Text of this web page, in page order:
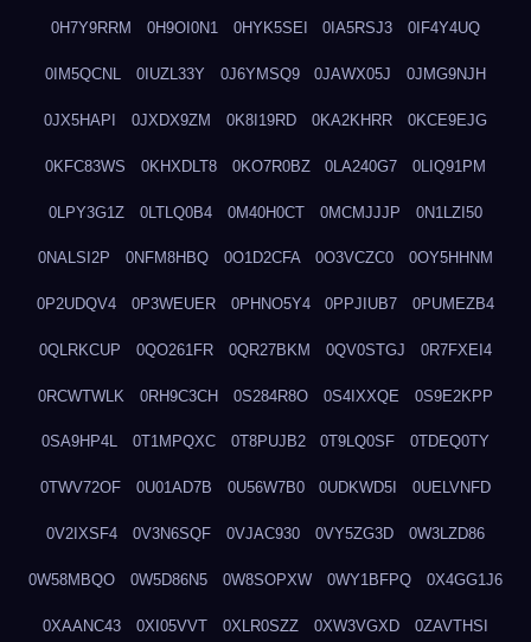
0H7Y9RRM 0H9OI0N1 0HYK5SEI 0IA5RSJ3 0IF4Y4UQ
0IM5QCNL 0IUZL33Y 0J6YMSQ9 0JAWX05J 0JMG9NJH
0JX5HAPI 0JXDX9ZM 0K8I19RD 0KA2KHRR 0KCE9EJG
0KFC83WS 0KHXDLT8 0KO7R0BZ 0LA240G7 0LIQ91PM
0LPY3G1Z 0LTLQ0B4 0M40H0CT 0MCMJJJP 0N1LZI50
0NALSI2P 0NFM8HBQ 0O1D2CFA 0O3VCZC0 0OY5HHNM
0P2UDQV4 0P3WEUER 0PHNO5Y4 0PPJIUB7 0PUMEZB4
0QLRKCUP 0QO261FR 0QR27BKM 0QV0STGJ 0R7FXEI4
0RCWTWLK 0RH9C3CH 0S284R8O 0S4IXXQE 0S9E2KPP
0SA9HP4L 0T1MPQXC 0T8PUJB2 0T9LQ0SF 0TDEQ0TY
0TWV72OF 0U01AD7B 0U56W7B0 0UDKWD5I 0UELVNFD
0V2IXSF4 0V3N6SQF 0VJAC930 0VY5ZG3D 0W3LZD86
0W58MBQO 0W5D86N5 0W8SOPXW 0WY1BFPQ 0X4GG1J6
0XAANC43 0XI05VVT 0XLR0SZZ 0XW3VGXD 0ZAVTHSI